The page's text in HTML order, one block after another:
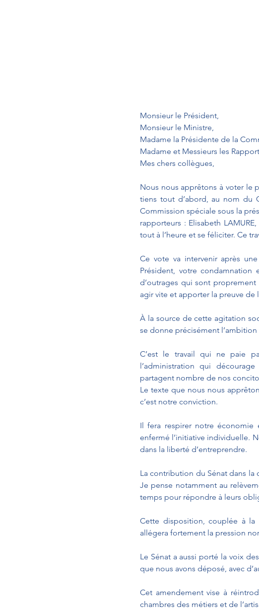
Monsieur le Président,
Monsieur le Ministre,
Madame la Présidente de la
Madame et Messieurs les
Mes chers collègues,
Nous nous apprêtons à voter le
tiens tout d’abord, au nom du
Commission spéciale sous la
rapporteurs : Elisabeth
tout à l’heure et se féliciter. Ce
Ce vote va intervenir après
Président, votre
d’outrages qui sont
agir vite et apporter la preuve de
À la source de cette agitation
se donne précisément
C’est le travail qui ne paie
l’administration qui
partagent nombre de nos
Le texte que nous nous
c’est notre conviction.
Il fera respirer notre économie
enfermé l’initiative individuelle.
dans la liberté d’entreprendre.
La contribution du Sénat dans
Je pense notamment au
temps pour répondre à leurs
Cette disposition, couplée à
allégera fortement la pression
Le Sénat a aussi porté la voix
que nous avons déposé, avec
Cet amendement vise à
chambres des métiers et de